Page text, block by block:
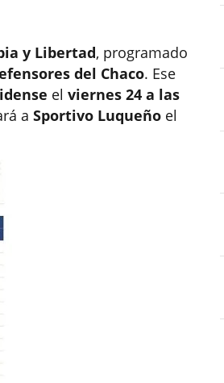
y Libertad, programado
del Chaco. Ese
el viernes 24 a las
a Sportivo Luqueño el